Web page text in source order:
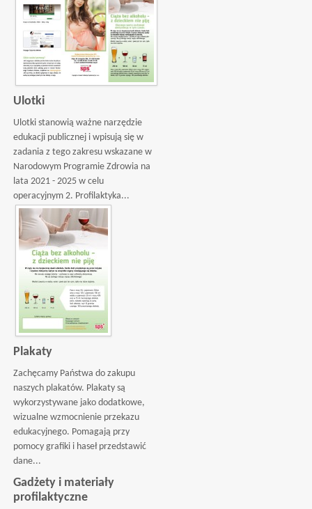
Ulotki
Ulotki stanowią ważne narzędzie
edukacji publicznej i wpisują się w
zadania z tego zakresu wskazane w
Narodowym Programie Zdrowia na
lata 2021 - 2025 w celu
operacyjnym 2. Profilaktyka...
Plakaty
Zachęcamy Państwa do zakupu
naszych plakatów. Plakaty są
wykorzystywane jako dodatkowe,
wizualne wzmocnienie przekazu
edukacyjnego. Pomagają przy
pomocy grafiki i haseł przedstawić
dane...
Gadżety i materiały
profilaktyczne